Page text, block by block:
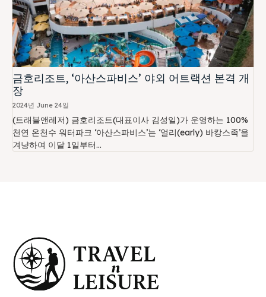
금호리조트, ‘아산스파비스’ 야외 어트랙션 본격 개
장
2024년 June 24일
(트래블앤레저) 금호리조트(대표이사 김성일)가 운영하는 100%
천연 온천수 워터파크 ‘아산스파비스’는 ‘얼리(early) 바캉스족’을
겨냥하여 이달 1일부터...